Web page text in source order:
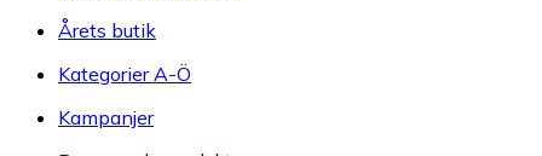
Årets butik
Kategorier A-Ö
Kampanjer